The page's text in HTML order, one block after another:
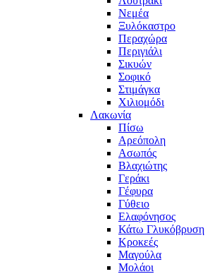
Νεμέα
Ξυλόκαστρο
Περαχώρα
Περιγιάλι
Σικυών
Σοφικό
Στιμάγκα
Χιλιομόδι
Λακωνία
Πίσω
Αρεόπολη
Ασωπός
Βλαχιώτης
Γεράκι
Γέφυρα
Γύθειο
Ελαφόνησος
Κάτω Γλυκόβρυση
Κροκεές
Μαγούλα
Μολάοι